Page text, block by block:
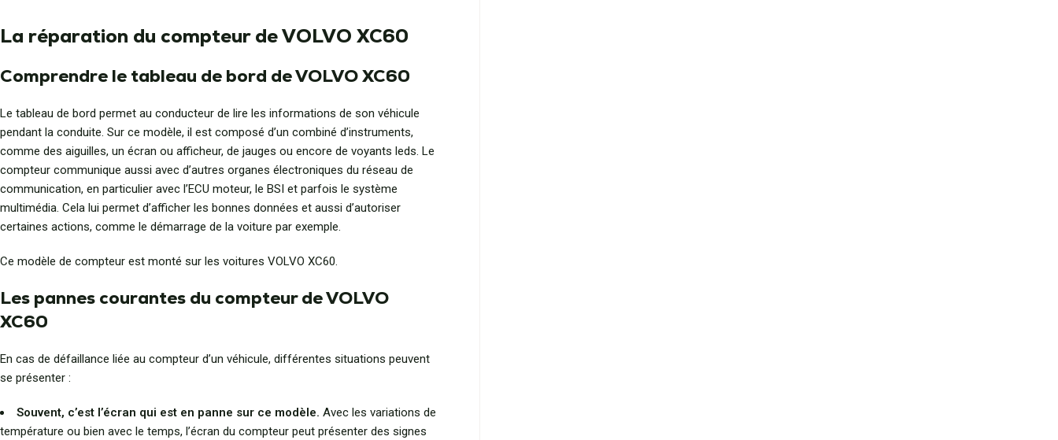
La réparation du compteur de VOLVO XC60
Comprendre le tableau de bord de VOLVO XC60
Le tableau de bord permet au conducteur de lire les informations de son véhicule
pendant la conduite. Sur ce modèle, il est composé d’un combiné d’instruments,
comme des aiguilles, un écran ou afficheur, de jauges ou encore de voyants leds. Le
compteur communique aussi avec d’autres organes électroniques du réseau de
communication, en particulier avec l’ECU moteur, le BSI et parfois le système
multimédia. Cela lui permet d’afficher les bonnes données et aussi d’autoriser
certaines actions, comme le démarrage de la voiture par exemple.
Ce modèle de compteur est monté sur les voitures VOLVO XC60.
Les pannes courantes du compteur de VOLVO
XC60
En cas de défaillance liée au compteur d’un véhicule, différentes situations peuvent
se présenter :
Souvent, c’est l’écran qui est en panne sur ce modèle. Avec les variations de
température ou bien avec le temps, l’écran du compteur peut présenter des signes